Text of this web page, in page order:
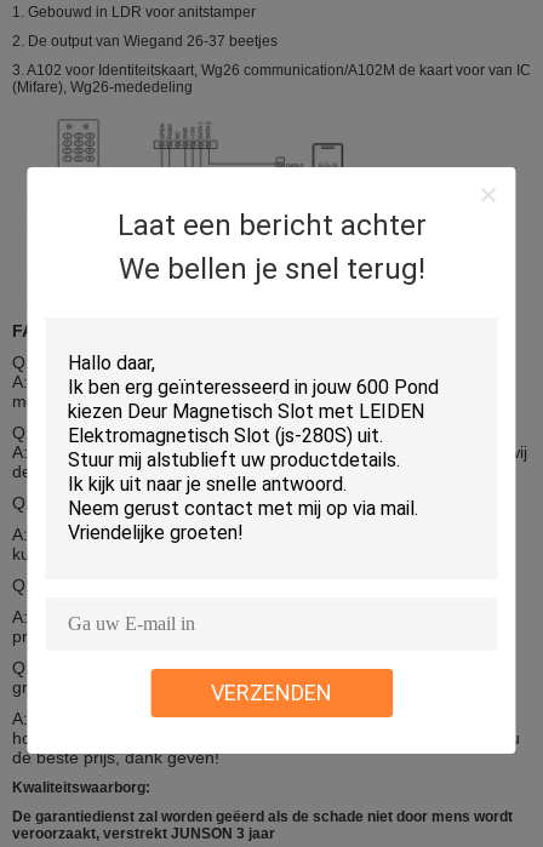
Laat een bericht achter
We bellen je snel terug!
VERZENDEN
1. Gebouwd in LDR voor anitstamper
2. De output van Wiegand 26-37 beetjes
3. A102 voor Identiteitskaart, Wg26 communication/A102M de kaart voor van IC
(Mifare), Wg26-mededeling
FAQ
Q: Het Hoe kan ik betaalt voor mijn aankoop?
A: wij keuren de volgende betalingswijzen goed: cridet kaart;
moneybooker; T/T; de Western Union.
Q: Hoeveel kost het aan schip aan mijn land?
A: Gelieve uw te vertellen ons ontvangen goederenadres, zullen wij
de het verschepen kosten uw verwijzing controleren
Q: Is er om het even welk het volgen Aantal voor mijn punt?
A: Ja, verschepen wij elke orde met hun het Volgen Aantal, en u
kunt verzendingsstaus op de overeenkomstige website bekijken.
Q: Komt dit product met kleinhandelspakket?
A: Wij hebben het verpakkingsdetail op de beschrijving van elk
product verklaard, te controleren gelieve het, dank u!
Q: Ik ben reseller, ik vele stukken van uw punt, zou wat is de
groothandelsprijs willen kopen?
A: Hallo, te verzenden dank voor uw onderzoek, als u grote
hoeveelheid zou willen kopen, gelieve e-mail naar ons, zullen wij u
de beste prijs, dank geven!
Kwaliteitswaarborg:
De garantiedienst zal worden geëerd als de schade niet door mens wordt
veroorzaakt, verstrekt JUNSON 3 jaar